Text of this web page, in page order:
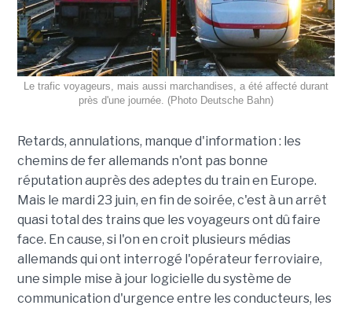
Le trafic voyageurs, mais aussi marchandises, a été affecté durant
près d'une journée. (Photo Deutsche Bahn)
Retards, annulations, manque d'information : les
chemins de fer allemands n'ont pas bonne
réputation auprès des adeptes du train en Europe.
Mais le mardi 23 juin, en fin de soirée, c'est à un arrêt
quasi total des trains que les voyageurs ont dû faire
face. En cause, si l'on en croit plusieurs médias
allemands qui ont interrogé l'opérateur ferroviaire,
une simple mise à jour logicielle du système de
communication d'urgence entre les conducteurs, les